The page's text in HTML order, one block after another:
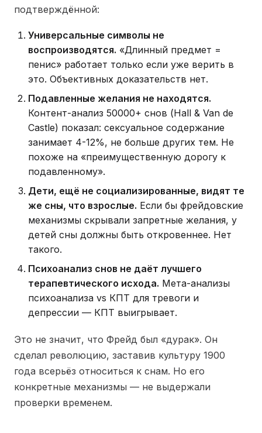
подтверждённой:
Универсальные символы не
воспроизводятся. «Длинный предмет =
пенис» работает только если уже верить в
это. Объективных доказательств нет.
Подавленные желания не находятся.
Контент-анализ 50000+ снов (Hall & Van de
Castle) показал: сексуальное содержание
занимает 4-12%, не больше других тем. Не
похоже на «преимущественную дорогу к
подавленному».
Дети, ещё не социализированные, видят те
же сны, что взрослые. Если бы фрейдовские
механизмы скрывали запретные желания, у
детей сны должны быть откровеннее. Нет
такого.
Психоанализ снов не даёт лучшего
терапевтического исхода. Мета-анализы
психоанализа vs КПТ для тревоги и
депрессии — КПТ выигрывает.
Это не значит, что Фрейд был «дурак». Он
сделал революцию, заставив культуру 1900
года всерьёз относиться к снам. Но его
конкретные механизмы — не выдержали
проверки временем.